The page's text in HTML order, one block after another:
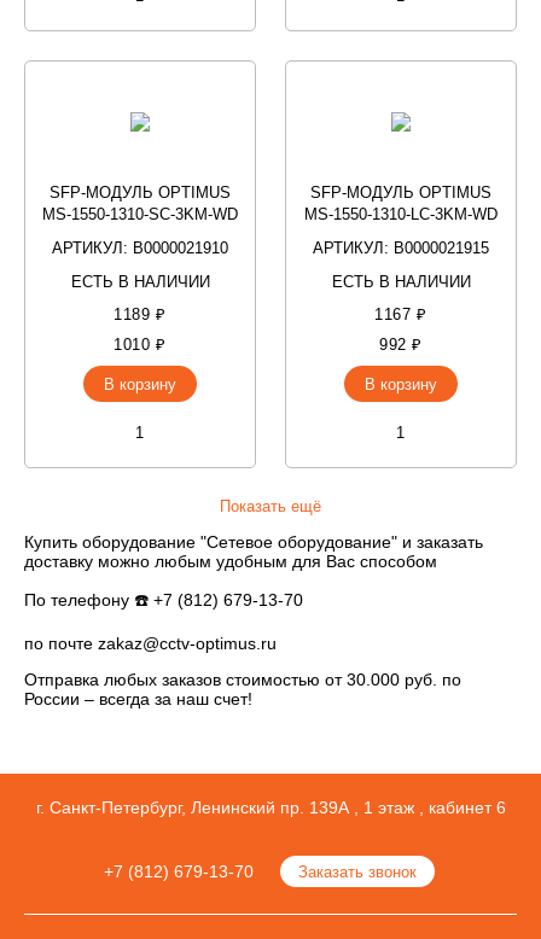
SFP-МОДУЛЬ OPTIMUS
MS-1550-1310-SC-3KM-WD
АРТИКУЛ: В0000021910
ЕСТЬ В НАЛИЧИИ
1189 ₽
1010 ₽
В корзину
SFP-МОДУЛЬ OPTIMUS
MS-1550-1310-LC-3KM-WD
АРТИКУЛ: В0000021915
ЕСТЬ В НАЛИЧИИ
1167 ₽
992 ₽
В корзину
Показать ещё
Купить оборудование "Сетевое оборудование" и заказать
доставку можно любым удобным для Вас способом
По телефону ☎️ +7 (812) 679-13-70
по почте zakaz@cctv-optimus.ru
Отправка любых заказов стоимостью от 30.000 руб. по
России – всегда за наш счет!
г. Санкт-Петербург, Ленинский пр. 139А , 1 этаж , кабинет 6
+7 (812) 679-13-70 Заказать звонок